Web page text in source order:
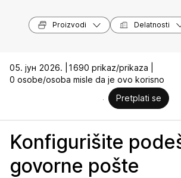
Proizvodi Delatnosti
05. јун 2026. |
1690 prikaz/prikaza |
0 osobe/osoba misle da je ovo korisno
Pretplati se
Konfigurišite
govorne pošte